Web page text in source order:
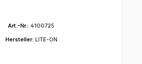
Art.-Nr.: 4100725
Hersteller: LITE-ON